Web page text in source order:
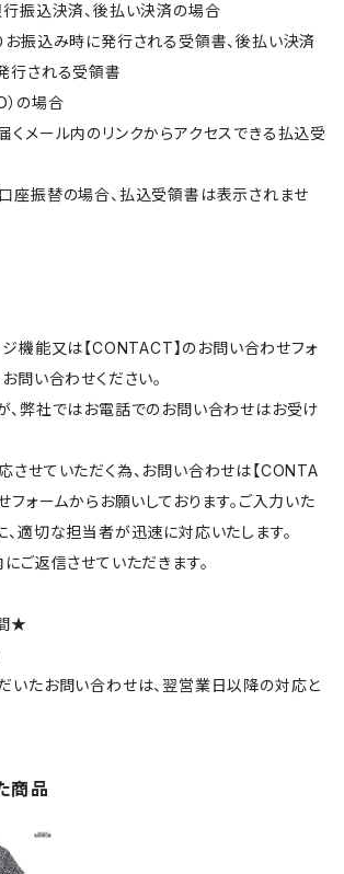
振込決済、後払い決済の場合
お振込み時に発行される受領書、後払い決済
行される受領書
の場合
くメール内のリンクからアクセスできる払込受
座振替の場合、払込受領書は表示されませ
ジ機能又は【CONTACT】のお問い合わせフォ
問い合わせください。
、弊社ではお電話でのお問い合わせはお受け
させていただく為、お問い合わせは【CONTA
フォームからお願いしております。ご入力いた
、適切な担当者が迅速に対応いたします。
ご返信させていただきます。
★
いたお問い合わせは、翌営業日以降の対応と
商品